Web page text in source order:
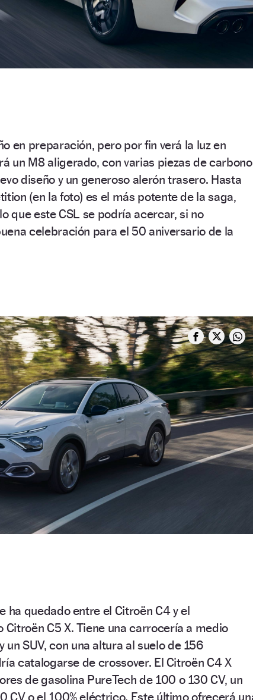
en preparación, pero por fin verá la luz en
un M8 aligerado, con varias piezas de
diseño y un generoso alerón trasero. Hasta
(en la foto) es el más potente de la saga,
que este CSL se podría acercar, si no
celebración para el 50 aniversario de la
ha quedado entre el Citroën C4 y el
C5 X. Tiene una carrocería a medio
y un SUV, con una altura al suelo de 156
catalogarse de crossover. El Citroën C4 X
de gasolina PureTech de 100 o 130 CV, un
CV o el 100% eléctrico. Este último ofrecerá